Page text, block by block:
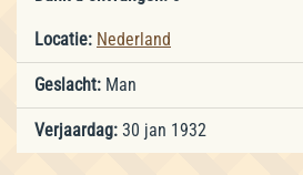
Locatie: Nederland
Geslacht: Man
Verjaardag: 30 jan 1932